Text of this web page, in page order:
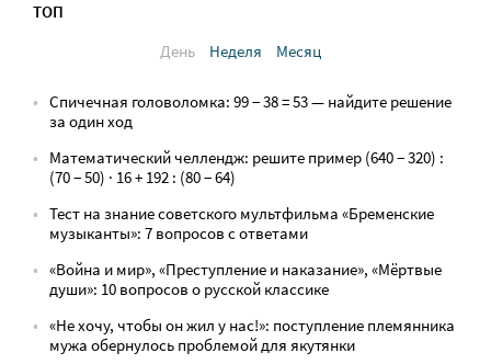
ТОП
День
Неделя Месяц
Спичечная головоломка: 99 − 38 = 53 — найдите решение
за один ход
Математический челлендж: решите пример (640 − 320) :
(70 − 50) · 16 + 192 : (80 − 64)
Тест на знание советского мультфильма «Бременские
музыканты»: 7 вопросов с ответами
«Война и мир», «Преступление и наказание», «Мёртвые
души»: 10 вопросов о русской классике
«Не хочу, чтобы он жил у нас!»: поступление племянника
мужа обернулось проблемой для якутянки